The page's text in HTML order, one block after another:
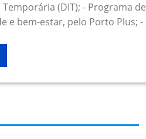
(DIT); - Programa de
e bem-estar, pelo Porto Plus; -